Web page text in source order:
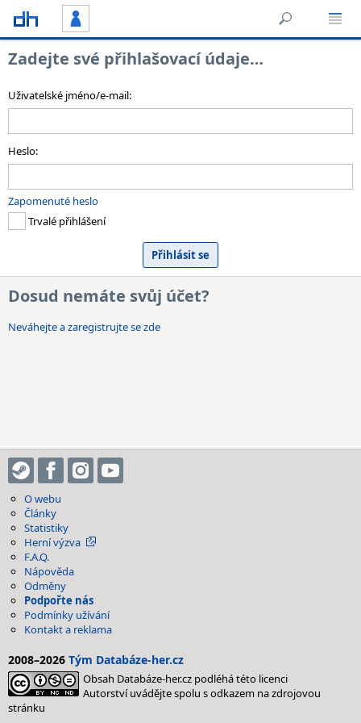
Zadejte své přihlašovací údaje…
Uživatelské jméno/e-mail:
Heslo:
Zapomenuté heslo
Trvalé přihlášení
Dosud nemáte svůj účet?
Neváhejte a zaregistrujte se zde
O webu
Články
Statistiky
Herní výzva
F.A.Q.
Nápověda
Odměny
Podpořte nás
Podmínky užívání
Kontakt a reklama
2008–2026 Tým Databáze-her.cz
Obsah Databáze-her.cz podléhá této licenci
Autorství uvádějte spolu s odkazem na zdrojovou
stránku